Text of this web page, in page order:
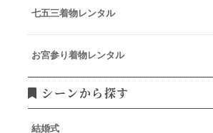
七五三着物レンタル
お宮参り着物レンタル
シーンから探す
結婚式